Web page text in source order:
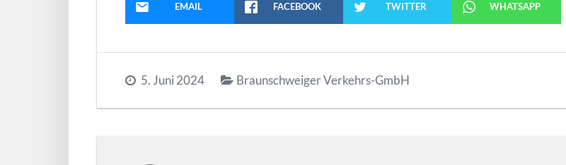
EMAIL FACEBOOK TWITTER WHATSAPP
5. Juni 2024 Braunschweiger Verkehrs-GmbH